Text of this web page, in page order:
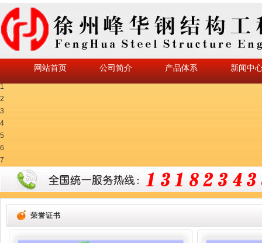
网站首页 公司简介 产品体系 新闻中
1
2
3
4
5
6
7
荣誉证书